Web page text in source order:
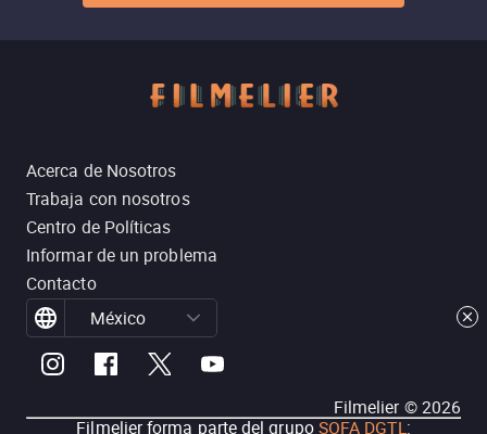
Acerca de Nosotros
Trabaja con nosotros
Centro de Políticas
Informar de un problema
Contacto
México
Filmelier ©2026
Filmelier forma parte del grupoSOFA DGTL: